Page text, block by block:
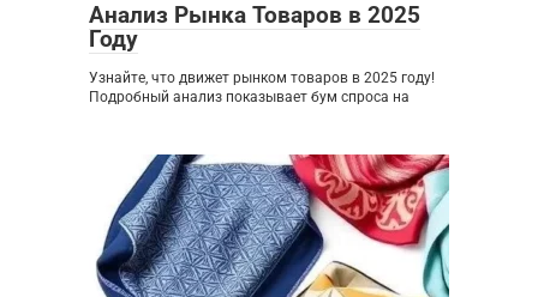
Анализ Рынка Товаров в 2025
Году
Узнайте, что движет рынком товаров в 2025 году!
Подробный анализ показывает бум спроса на